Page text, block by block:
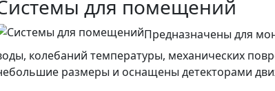
для помещений
Предназначены для
колебаний температуры, механических
размеры и оснащены детекторами